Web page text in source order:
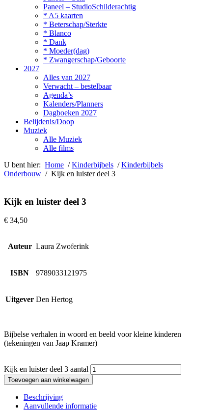
Paneel – StudioSchilderachtig
* A5 kaarten
* Beterschap/Sterkte
* Blanco
* Dank
* Moeder(dag)
* Zwangerschap/Geboorte
2027
Alles van 2027
Verwacht – bestelbaar
Agenda’s
Kalenders/Planners
Dagboeken 2027
Belijdenis/Doop
Muziek
Alle Muziek
Alle films
U bent hier: Home /Kinderbijbels /Kinderbijbels
Onderbouw / Kijk en luister deel 3
Kijk en luister deel 3
€ 34,50
Auteur Laura Zwoferink
ISBN 9789033121975
Uitgever Den Hertog
Bijbelse verhalen in woord en beeld voor kleine kinderen
(tekeningen van Jaap Kramer)
Kijk en luister deel 3 aantal
Toevoegen aan winkelwagen
Beschrijving
Aanvullende informatie